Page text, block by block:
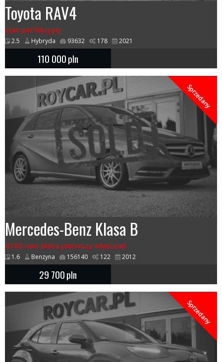
Toyota RAV4
Stan perfekcyjny
2.5 Hybryda 93632 178 2021
110 000pln
Sprzedany
Mercedes-Benz Klasa B
B180 navi skóra pierwszy właściciel
1.6 Benzyna 156140 122 2012
29 700pln
Sprzedany